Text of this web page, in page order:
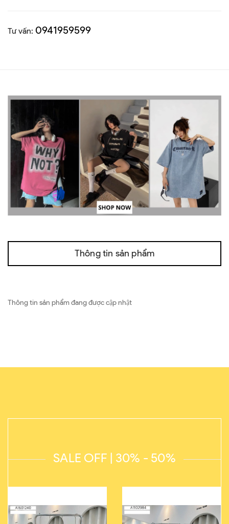
Tư vấn: 0941959599
Thông tin sản phẩm
Thông tin sản phẩm đang được cập nhật
SALE OFF | 30% - 50%